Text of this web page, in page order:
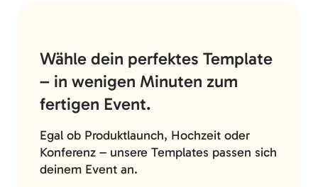
Wähle dein perfektes Template
– in wenigen Minuten zum
fertigen Event.
Egal ob Produktlaunch, Hochzeit oder
Konferenz – unsere Templates passen sich
deinem Event an.